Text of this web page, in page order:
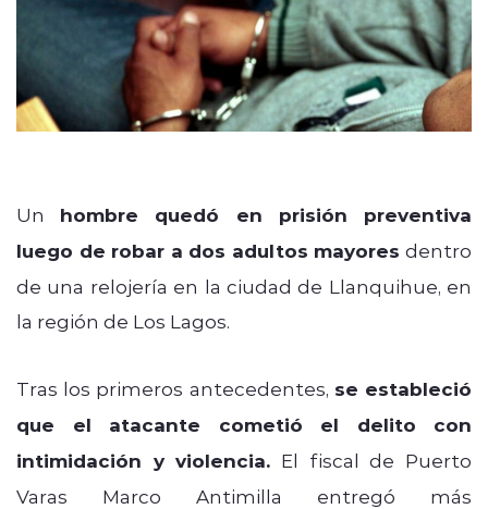
Un hombre quedó en prisión preventiva
luego de robar a dos adultos mayores dentro
de una relojería en la ciudad de Llanquihue, en
la región de Los Lagos.
Tras los primeros antecedentes, se estableció
que el atacante cometió el delito con
intimidación y violencia. El fiscal de Puerto
Varas Marco Antimilla entregó más